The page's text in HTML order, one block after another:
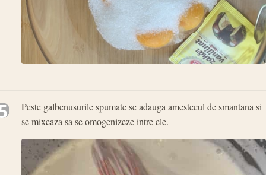
Peste galbenusurile spumate se adauga amestecul de smantana si
se mixeaza sa se omogenizeze intre ele.